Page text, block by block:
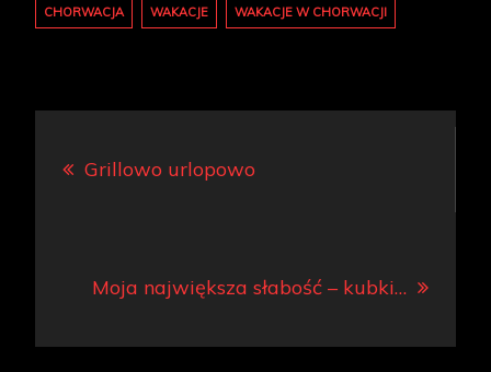
CHORWACJA WAKACJE WAKACJE W CHORWACJI
Grillowo urlopowo
Moja największa słabość – kubki…